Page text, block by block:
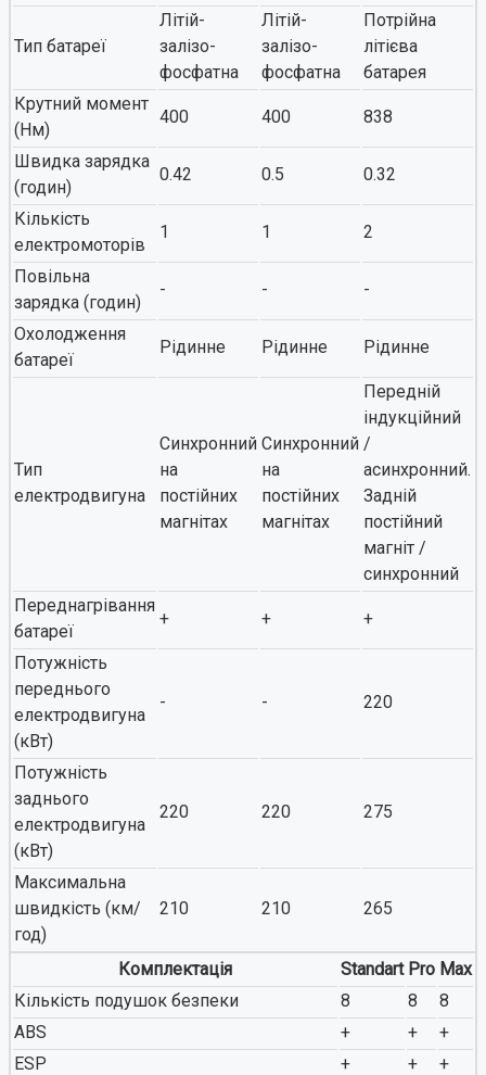
Тип батареї
Літій-
залізо-
фосфатна
Літій-
залізо-
фосфатна
Потрійна
літієва
батарея
Крутний момент
(Нм)
400 400 838
Швидка зарядка
(годин)
0.42 0.5 0.32
Кількість
електромоторів
1 1 2
Повільна
зарядка (годин)
- - -
Охолодження
батареї
Рідинне Рідинне Рідинне
Тип
електродвигуна
Синхронний
на
постійних
магнітах
Синхронний
на
постійних
магнітах
Передній
індукційний
/
асинхронний.
Задній
постійний
магніт /
синхронний
Переднагрівання
батареї
+ + +
Потужність
переднього
електродвигуна
(кВт)
- - 220
Потужність
заднього
електродвигуна
(кВт)
220 220 275
Максимальна
швидкість (км/
год)
210 210 265
Комплектація Standart Pro Max
Кількість подушок безпеки
8 8
8
ABS
+ +
+
ESP
+ +
+